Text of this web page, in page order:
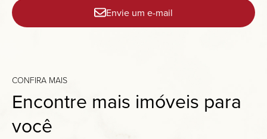
Envie um e-mail
CONFIRA MAIS
Encontre mais imóveis para
você